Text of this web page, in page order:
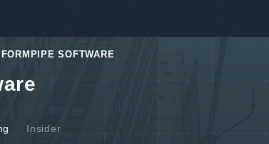
FORMPIPE SOFTWARE
Insider